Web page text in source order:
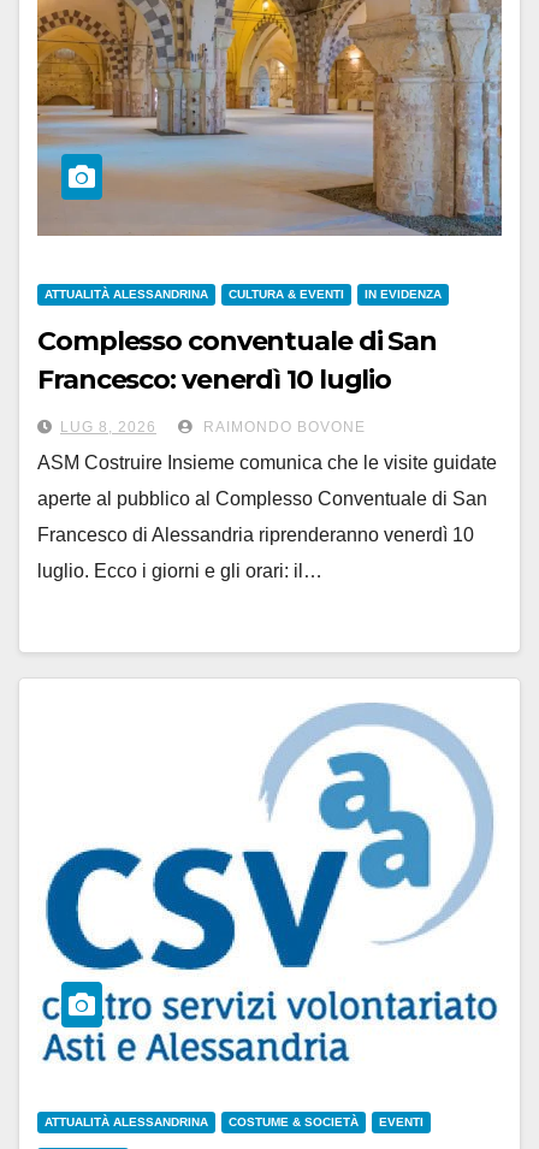
ATTUALITÀ ALESSANDRINA CULTURA & EVENTI IN EVIDENZA
Complesso conventuale di San
Francesco: venerdì 10 luglio
riprendono le visite guidate
LUG 8, 2026 RAIMONDO BOVONE
ASM Costruire Insieme comunica che le visite guidate
aperte al pubblico al Complesso Conventuale di San
Francesco di Alessandria riprenderanno venerdì 10
luglio. Ecco i giorni e gli orari: il…
ATTUALITÀ ALESSANDRINA COSTUME & SOCIETÀ EVENTI